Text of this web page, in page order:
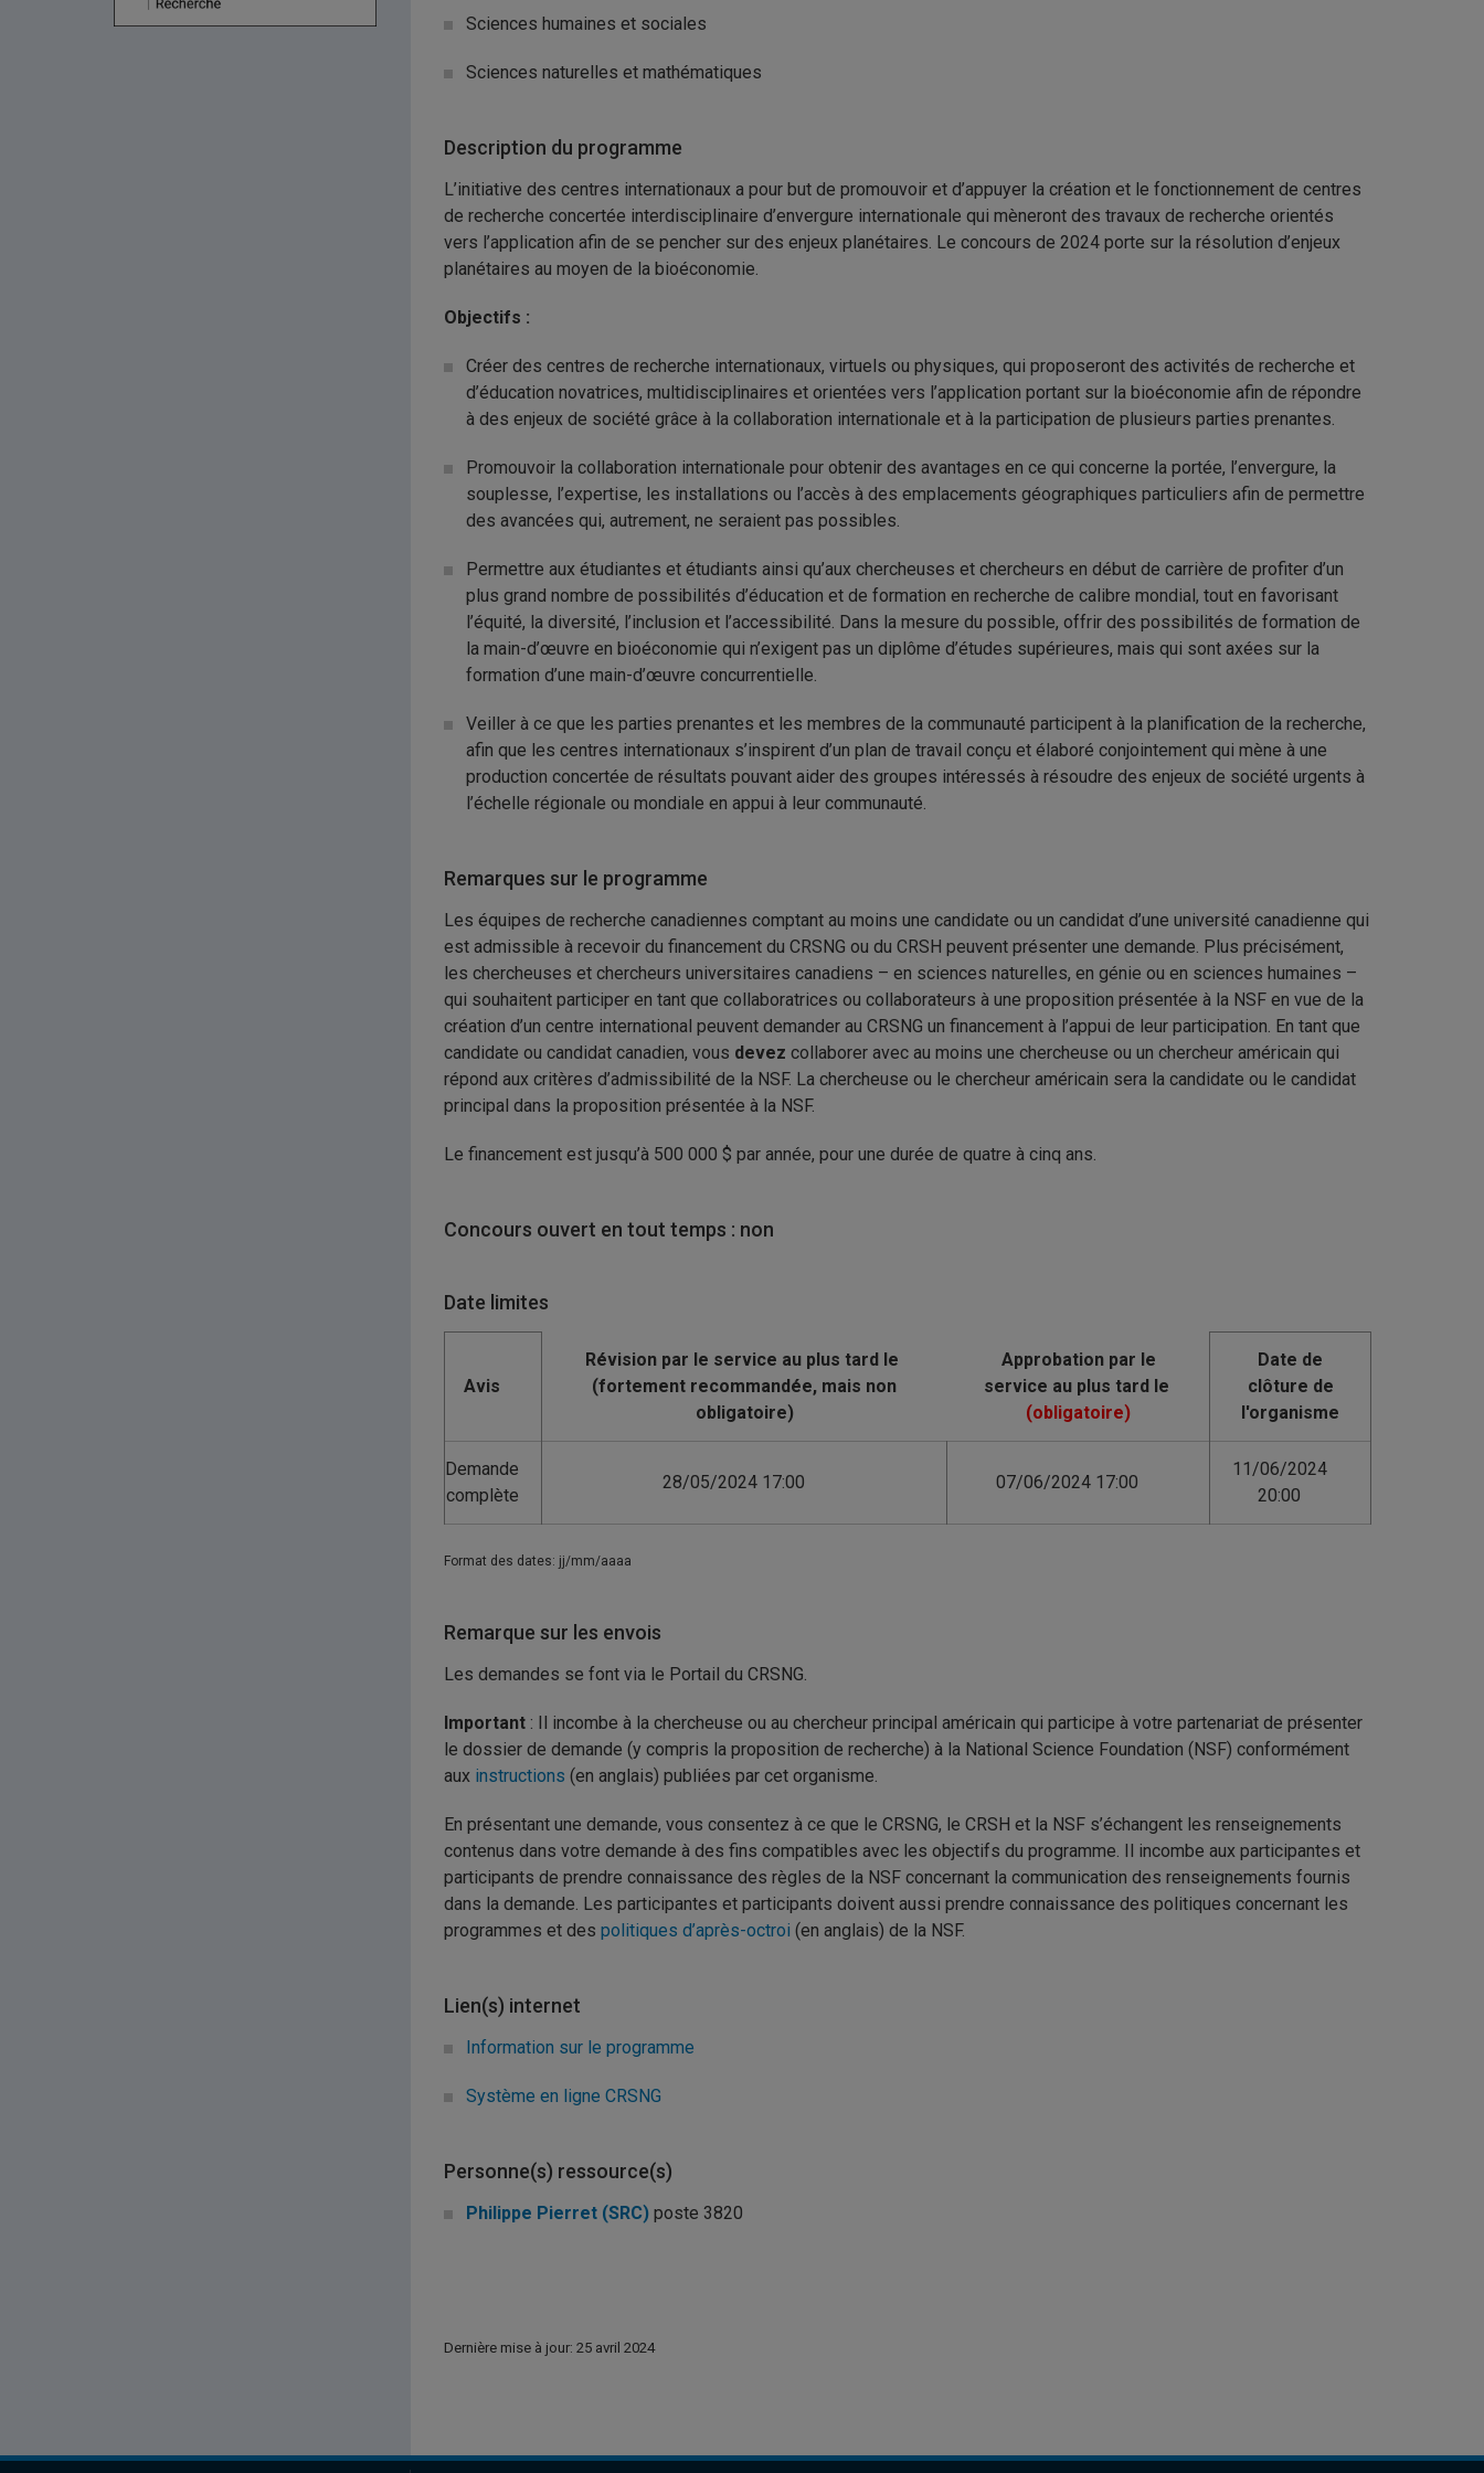
Sciences humaines et sociales
Sciences naturelles et mathématiques
Description du programme
L’initiative des centres internationaux a pour but de promouvoir et d’appuyer la création et le fonctionnement de centres
de recherche concertée interdisciplinaire d’envergure internationale qui mèneront des travaux de recherche orientés
vers l’application afin de se pencher sur des enjeux planétaires. Le concours de 2024 porte sur la résolution d’enjeux
planétaires au moyen de la bioéconomie.
Objectifs :
Créer des centres de recherche internationaux, virtuels ou physiques, qui proposeront des activités de recherche et
d’éducation novatrices, multidisciplinaires et orientées vers l’application portant sur la bioéconomie afin de répondre
à des enjeux de société grâce à la collaboration internationale et à la participation de plusieurs parties prenantes.
Promouvoir la collaboration internationale pour obtenir des avantages en ce qui concerne la portée, l’envergure, la
souplesse, l’expertise, les installations ou l’accès à des emplacements géographiques particuliers afin de permettre
des avancées qui, autrement, ne seraient pas possibles.
Permettre aux étudiantes et étudiants ainsi qu’aux chercheuses et chercheurs en début de carrière de profiter d’un
plus grand nombre de possibilités d’éducation et de formation en recherche de calibre mondial, tout en favorisant
l’équité, la diversité, l’inclusion et l’accessibilité. Dans la mesure du possible, offrir des possibilités de formation de
la main-d’œuvre en bioéconomie qui n’exigent pas un diplôme d’études supérieures, mais qui sont axées sur la
formation d’une main-d’œuvre concurrentielle.
Veiller à ce que les parties prenantes et les membres de la communauté participent à la planification de la recherche,
afin que les centres internationaux s’inspirent d’un plan de travail conçu et élaboré conjointement qui mène à une
production concertée de résultats pouvant aider des groupes intéressés à résoudre des enjeux de société urgents à
l’échelle régionale ou mondiale en appui à leur communauté.
Remarques sur le programme
Les équipes de recherche canadiennes comptant au moins une candidate ou un candidat d’une université canadienne qui
est admissible à recevoir du financement du CRSNG ou du CRSH peuvent présenter une demande. Plus précisément,
les chercheuses et chercheurs universitaires canadiens – en sciences naturelles, en génie ou en sciences humaines –
qui souhaitent participer en tant que collaboratrices ou collaborateurs à une proposition présentée à la NSF en vue de la
création d’un centre international peuvent demander au CRSNG un financement à l’appui de leur participation. En tant que
candidate ou candidat canadien, vous devez collaborer avec au moins une chercheuse ou un chercheur américain qui
répond aux critères d’admissibilité de la NSF. La chercheuse ou le chercheur américain sera la candidate ou le candidat
principal dans la proposition présentée à la NSF.
Le financement est jusqu’à 500 000 $ par année, pour une durée de quatre à cinq ans.
Concours ouvert en tout temps : non
Date limites
Avis
Date de
clôture de
l'organisme
Demande
complète
28/05/2024 17:00 07/06/2024 17:00
11/06/2024
20:00
Format des dates: jj/mm/aaaa
Remarque sur les envois
Les demandes se font via le Portail du CRSNG.
Important : Il incombe à la chercheuse ou au chercheur principal américain qui participe à votre partenariat de présenter
le dossier de demande (y compris la proposition de recherche) à la National Science Foundation (NSF) conformément
aux instructions (en anglais) publiées par cet organisme.
En présentant une demande, vous consentez à ce que le CRSNG, le CRSH et la NSF s’échangent les renseignements
contenus dans votre demande à des fins compatibles avec les objectifs du programme. Il incombe aux participantes et
participants de prendre connaissance des règles de la NSF concernant la communication des renseignements fournis
dans la demande. Les participantes et participants doivent aussi prendre connaissance des politiques concernant les
programmes et des politiques d’après-octroi (en anglais) de la NSF.
Lien(s) internet
Information sur le programme
Système en ligne CRSNG
Personne(s) ressource(s)
Philippe Pierret (SRC) poste 3820
Dernière mise à jour: 25 avril 2024